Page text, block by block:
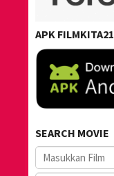
APK FILMKITA21
SEARCH MOVIE